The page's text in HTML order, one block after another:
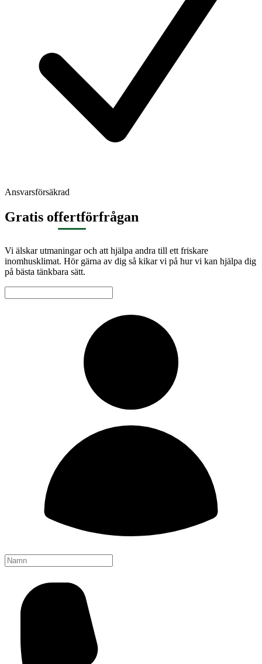
Ansvarsförsäkrad
Gratis offertförfrågan
Vi älskar utmaningar och att hjälpa andra till ett friskare
inomhusklimat. Hör gärna av dig så kikar vi på hur vi kan hjälpa dig
på bästa tänkbara sätt.